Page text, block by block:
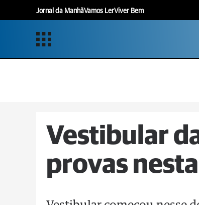
Jornal da ManhãVamos LerViver Bem
Vestibular
provas